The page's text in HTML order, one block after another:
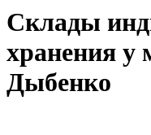
Склады
хранения у
Дыбенко